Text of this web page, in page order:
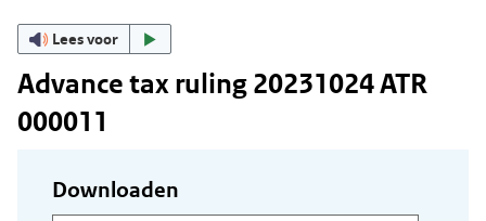
Lees voor
Advance tax ruling 20231024 ATR
000011
Downloaden